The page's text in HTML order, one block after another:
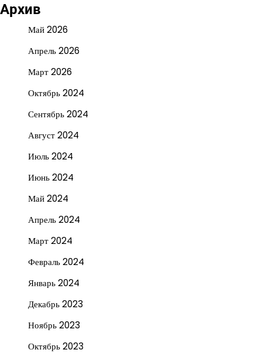
Архив
Май 2026
Апрель 2026
Март 2026
Октябрь 2024
Сентябрь 2024
Август 2024
Июль 2024
Июнь 2024
Май 2024
Апрель 2024
Март 2024
Февраль 2024
Январь 2024
Декабрь 2023
Ноябрь 2023
Октябрь 2023